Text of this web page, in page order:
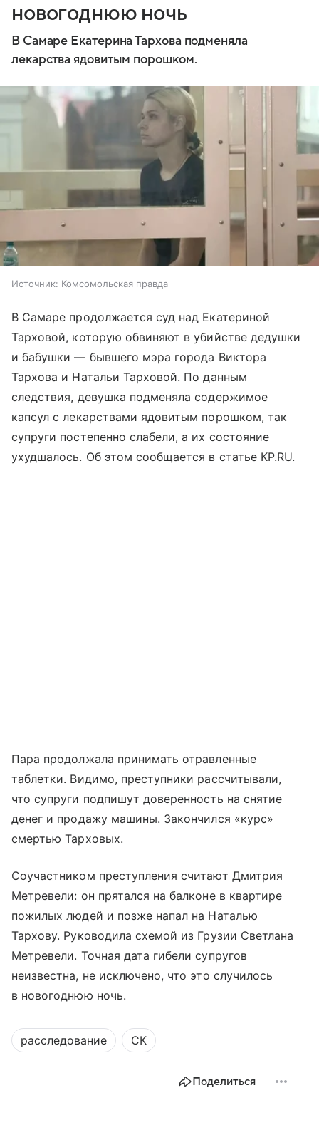
новогоднюю ночь
В Самаре Екатерина Тархова подменяла
лекарства ядовитым порошком.
Источник: Комсомольская правда
В Самаре продолжается суд над Екатериной
Тарховой, которую обвиняют в убийстве дедушки
и бабушки — бывшего мэра города Виктора
Тархова и Натальи Тарховой. По данным
следствия, девушка подменяла содержимое
капсул с лекарствами ядовитым порошком, так
супруги постепенно слабели, а их состояние
ухудшалось. Об этом сообщается в статье KP.RU.
Пара продолжала принимать отравленные
таблетки. Видимо, преступники рассчитывали,
что супруги подпишут доверенность на снятие
денег и продажу машины. Закончился «курс»
смертью Тарховых.
Соучастником преступления считают Дмитрия
Метревели: он прятался на балконе в квартире
пожилых людей и позже напал на Наталью
Тархову. Руководила схемой из Грузии Светлана
Метревели. Точная дата гибели супругов
неизвестна, не исключено, что это случилось
в новогоднюю ночь.
расследование СК
Поделиться